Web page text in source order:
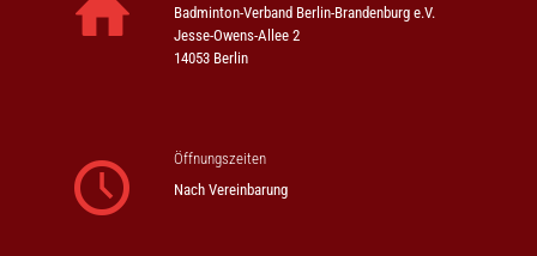
Badminton-Verband Berlin-Brandenburg e.V.
Jesse-Owens-Allee 2
14053 Berlin
Öffnungszeiten
Nach Vereinbarung